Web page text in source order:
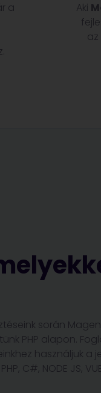
a
Aki
során
PHP alapon.
használjuk a
C#, NODE JS,